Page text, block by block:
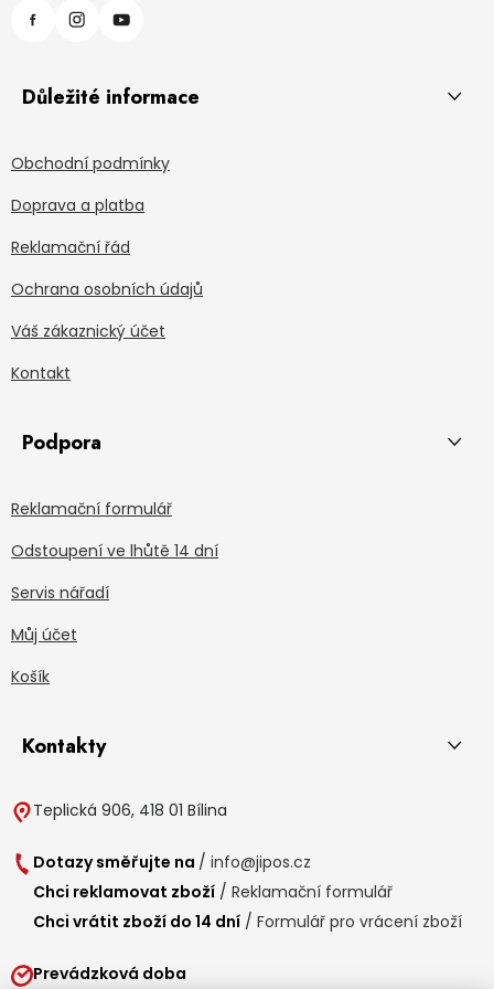
Důležité informace
Obchodní podmínky
Doprava a platba
Reklamační řád
Ochrana osobních údajů
Váš zákaznický účet
Kontakt
Podpora
Reklamační formulář
Odstoupení ve lhůtě 14 dní
Servis nářadí
Můj účet
Košík
Kontakty
Teplická 906, 418 01 Bílina
Dotazy směřujte na / info@jipos.cz
Chci reklamovat zboží / Reklamační formulář
Chci vrátit zboží do 14 dní / Formulář pro vrácení zboží
Prevádzková doba